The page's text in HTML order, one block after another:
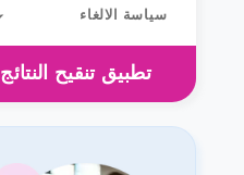
سياسة الالغاء
تطبيق تنقيح النتائج